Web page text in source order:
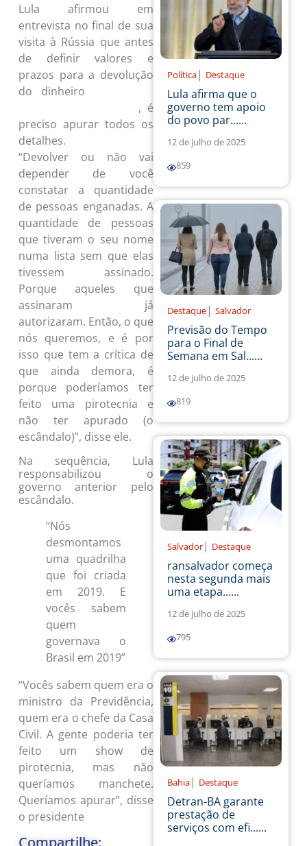
Lula afirmou em
entrevista no final de sua
visita à Rússia que antes
de definir valores e
prazos para a devolução
do dinheiro
, é
preciso apurar todos os
detalhes.
“Devolver ou não vai
depender de você
constatar a quantidade
de pessoas enganadas. A
quantidade de pessoas
que tiveram o seu nome
numa lista sem que elas
tivessem assinado.
Porque aqueles que
assinaram já
autorizaram. Então, o que
nós queremos, e é por
isso que tem a crítica de
que ainda demora, é
porque poderíamos ter
feito uma pirotecnia e
não ter apurado (o
escândalo)”, disse ele.
Na sequência, Lula
responsabilizou o
governo anterior pelo
escândalo.
“Nós
desmontamos
uma quadrilha
que foi criada
em 2019. E
vocês sabem
quem
governava o
Brasil em 2019”
“Vocês sabem quem era o
ministro da Previdência,
quem era o chefe da Casa
Civil. A gente poderia ter
feito um show de
pirotecnia, mas não
queríamos manchete.
Queríamos apurar”, disse
o presidente
Compartilhe:
Política | Destaque
Lula afirma que o
governo tem apoio
do povo par......
12 de julho de 2025
859
Destaque | Salvador
Previsão do Tempo
para o Final de
Semana em Sal......
12 de julho de 2025
819
Salvador | Destaque
ransalvador começa
nesta segunda mais
uma etapa......
12 de julho de 2025
795
Bahia | Destaque
Detran-BA garante
prestação de
serviços com efi......